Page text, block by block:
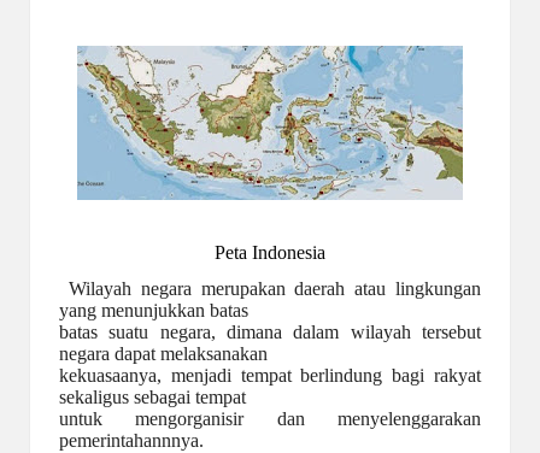
Peta Indonesia
Wilayah negara merupakan daerah atau lingkungan
yang menunjukkan batas
batas suatu negara, dimana dalam wilayah tersebut
negara dapat melaksanakan
kekuasaanya, menjadi tempat berlindung bagi rakyat
sekaligus sebagai tempat
untuk mengorganisir dan menyelenggarakan
pemerintahannnya.